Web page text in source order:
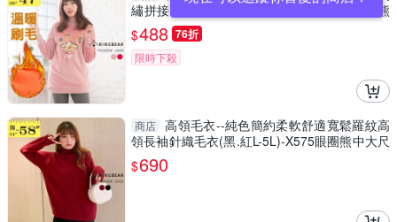
繡拼接針織長袖上衣(紅.粉XL-3L)-X407眼圈熊
中大尺碼
$488 76折
限時下殺
商店 高領毛衣--純色簡約柔軟舒適寬鬆羅紋高
領長袖針織毛衣(黑.紅L-5L)-X575眼圈熊中大尺
碼
$690